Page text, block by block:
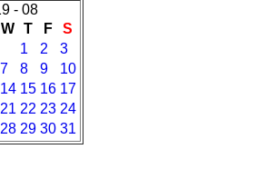
- 08
W T F
S
1
2
3
7 8 9
10
14 15 16 17
21 22 23 24
28 29 30 31